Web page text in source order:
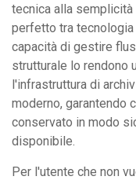
tecnica alla
perfetto tra
capacità di gestire
strutturale lo rendono
l'infrastruttura di
moderno, garantendo
conservato in modo
disponibile.
Per l'utente che non